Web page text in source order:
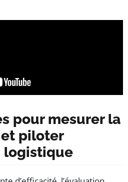
pour mesurer la
piloter
logistique